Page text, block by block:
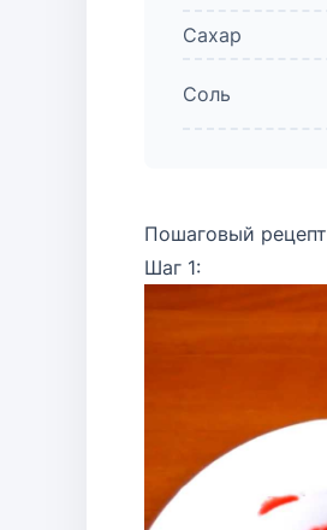
Сахар
Соль
Пошаговый рецепт
Шаг 1: